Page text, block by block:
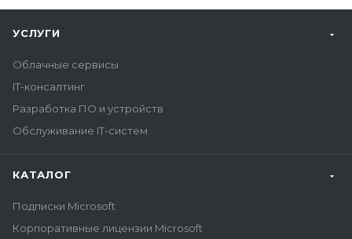
УСЛУГИ
Облачные сервисы
IT-консалтинг
Разработка ПО и устройств
Обслуживание IT-систем
КАТАЛОГ
Подписки Microsoft
Корпоративные лицензии Microsoft